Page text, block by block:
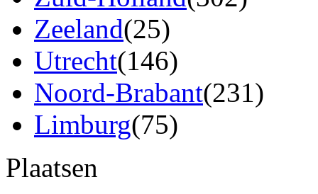
Zeeland(25)
Utrecht(146)
Noord-Brabant(231)
Limburg(75)
Plaatsen